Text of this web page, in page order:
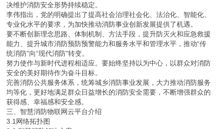
决维护消防安全形势持续稳定。
李伟指出，党的明确提出了提高社会治理社会化、法治化、智能化、
专业化水平的要求，为加快推动消防事业创新发展提供了机遇。
要不断创新理念思路、体制机制、方法手段，提升防灭火和应急救援
能力、提升城市消防预防预警能力和服务水平和管理水平，推动“传
统消防”向“现代消防”转变。
努力使作与新时代进程相适应。要始终坚持以为中心，以群众对消防
安全的美好期待作为奋斗目标。
完善消防公共服务体系，统筹城乡消防事业发展，大力推动消防服务
均等化，更好地满足群众日益增长的消防安全需要，不断增强群众的
获得感、幸福感和安全感。
三、智慧消防物联网云平台介绍
3.1网络拓扑图